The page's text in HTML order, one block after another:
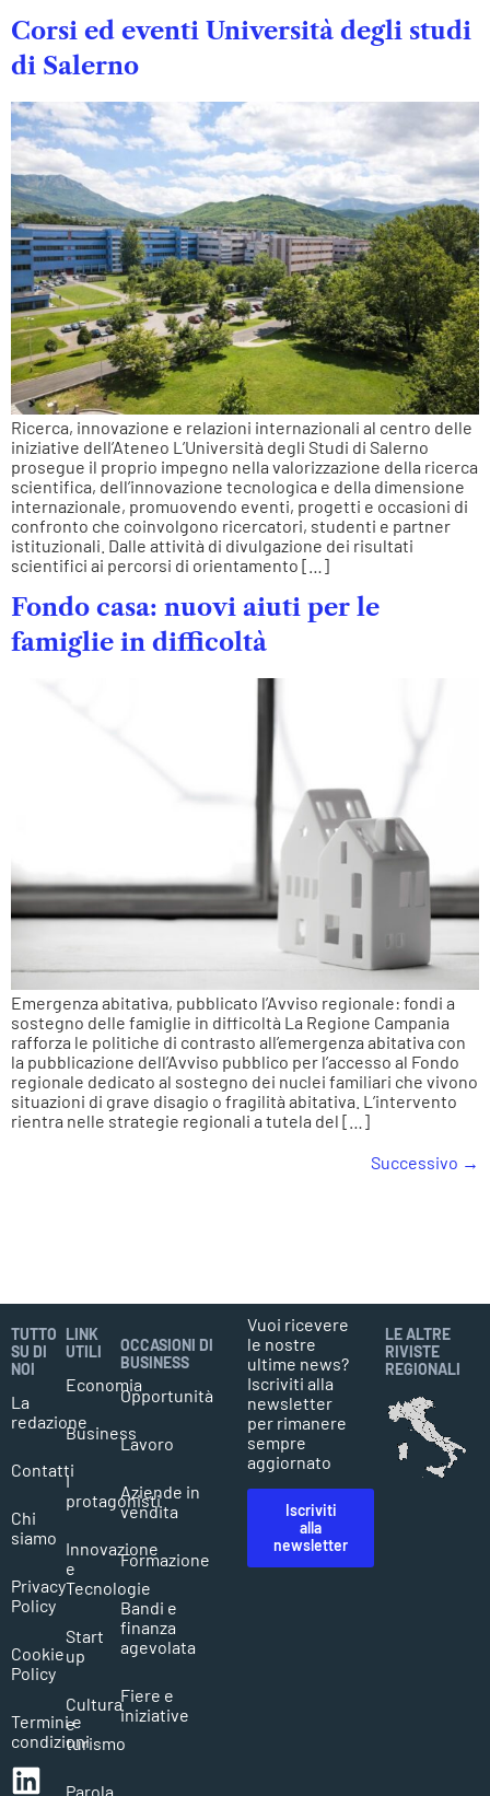
Corsi ed eventi Università degli studi
di Salerno
Ricerca, innovazione e relazioni internazionali al centro delle
iniziative dell’Ateneo L’Università degli Studi di Salerno
prosegue il proprio impegno nella valorizzazione della ricerca
scientifica, dell’innovazione tecnologica e della dimensione
internazionale, promuovendo eventi, progetti e occasioni di
confronto che coinvolgono ricercatori, studenti e partner
istituzionali. Dalle attività di divulgazione dei risultati
scientifici ai percorsi di orientamento […]
Fondo casa: nuovi aiuti per le
famiglie in difficoltà
Emergenza abitativa, pubblicato l’Avviso regionale: fondi a
sostegno delle famiglie in difficoltà La Regione Campania
rafforza le politiche di contrasto all’emergenza abitativa con
la pubblicazione dell’Avviso pubblico per l’accesso al Fondo
regionale dedicato al sostegno dei nuclei familiari che vivono
situazioni di grave disagio o fragilità abitativa. L’intervento
rientra nelle strategie regionali a tutela del […]
Successivo →
TUTTO
SU DI
NOI
La
redazione
Contatti
Chi
siamo
Privacy
Policy
Cookie
Policy
Termini e
condizioni
LINK
UTILI
Economia
Business
I
protagonisti
Innovazione
e
Tecnologie
Start
up
Cultura
e
turismo
Parola
OCCASIONI DI
BUSINESS
Opportunità
Lavoro
Aziende in
vendita
Formazione
Bandi e
finanza
agevolata
Fiere e
iniziative
Vuoi ricevere
le nostre
ultime news?
Iscriviti alla
newsletter
per rimanere
sempre
aggiornato
Iscriviti
alla
newsletter
LE ALTRE
RIVISTE
REGIONALI